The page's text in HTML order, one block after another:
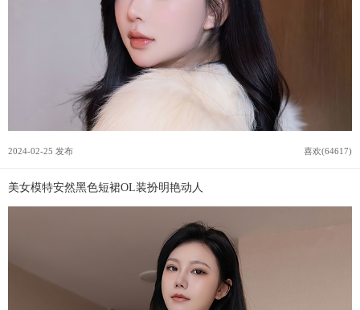
2024-02-25 发布 喜欢(64617)
美女模特安然黑色短裙OL装扮明艳动人